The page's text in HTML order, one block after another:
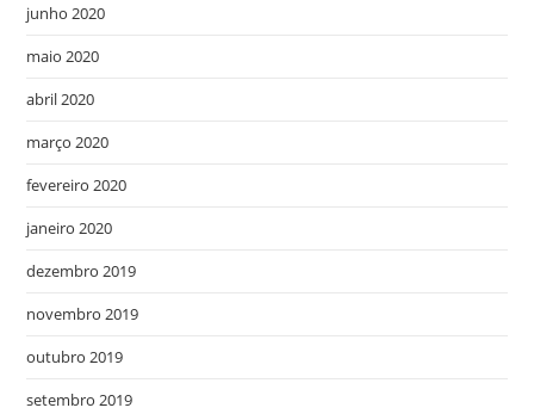
junho 2020
maio 2020
abril 2020
março 2020
fevereiro 2020
janeiro 2020
dezembro 2019
novembro 2019
outubro 2019
setembro 2019